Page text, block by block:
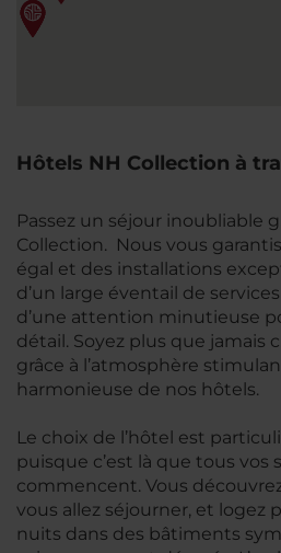
Hôtels NH Collection à
Passez un séjour inoubliable
Collection. Nous vous
égal et des installations
d’un large éventail de
d’une attention minutieuse
détail. Soyez plus que jamais
grâce à l’atmosphère
harmonieuse de nos hôtels.
Le choix de l’hôtel est
puisque c’est là que tous vos
commencent. Vous
vous allez séjourner, et logez
nuits dans des bâtiments